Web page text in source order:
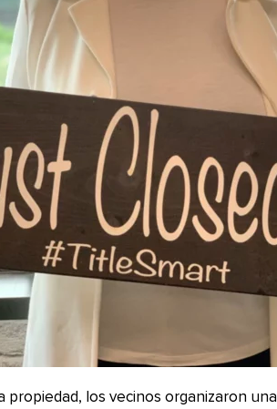
propiedad, los vecinos organizaron